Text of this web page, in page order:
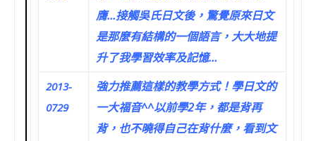
膺…接觸吳氏日文後，驚覺原來日文
是那麼有結構的一個語言，大大地提
升了我學習效率及記憶…
2013-
0729
強力推薦這樣的教學方式！學日文的
一大福音^^以前學2年，都是背再
背，也不曉得自己在背什麼，看到文